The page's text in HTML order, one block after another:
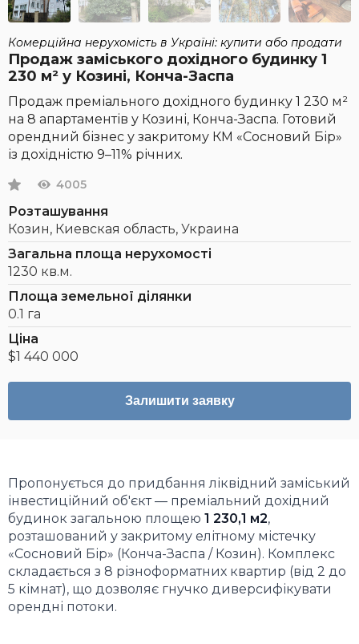
Комерційна нерухомість в Україні: купити або продати
Продаж заміського дохідного будинку 1
230 м² у Козині, Конча-Заспа
Продаж преміального дохідного будинку 1 230 м²
на 8 апартаментів у Козині, Конча-Заспа. Готовий
орендний бізнес у закритому КМ «Сосновий Бір»
із дохідністю 9–11% річних.
4005
Розташування
Козин, Киевская область, Украина
Загальна площа нерухомості
1230 кв.м.
Площа земельної ділянки
0.1 га
Ціна
$1 440 000
Залишити заявку
Пропонується до придбання ліквідний заміський
інвестиційний об'єкт — преміальний дохідний
будинок загальною площею 1 230,1 м2,
розташований у закритому елітному містечку
«Сосновий Бір» (Конча-Заспа / Козин). Комплекс
складається з 8 різноформатних квартир (від 2 до
5 кімнат), що дозволяє гнучко диверсифікувати
орендні потоки.